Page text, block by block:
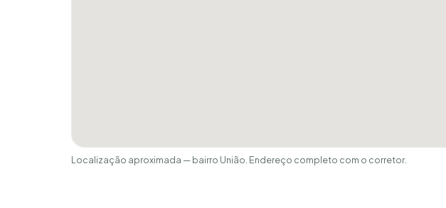
Localização aproximada — bairro União. Endereço completo com o corretor.